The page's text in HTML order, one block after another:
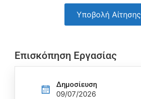
Υποβολή Αίτησης
Επισκόπηση Εργασίας
Δημοσίευση
09/07/2026